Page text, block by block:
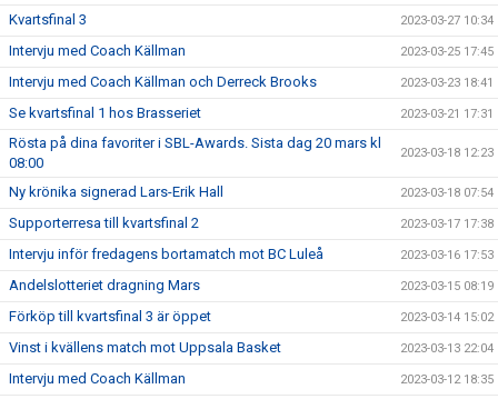
Kvartsfinal 3 2023-03-27 10:34
Intervju med Coach Källman 2023-03-25 17:45
Intervju med Coach Källman och Derreck Brooks 2023-03-23 18:41
Se kvartsfinal 1 hos Brasseriet 2023-03-21 17:31
Rösta på dina favoriter i SBL-Awards. Sista dag 20 mars kl
08:00
2023-03-18 12:23
Ny krönika signerad Lars-Erik Hall 2023-03-18 07:54
Supporterresa till kvartsfinal 2 2023-03-17 17:38
Intervju inför fredagens bortamatch mot BC Luleå 2023-03-16 17:53
Andelslotteriet dragning Mars 2023-03-15 08:19
Förköp till kvartsfinal 3 är öppet 2023-03-14 15:02
Vinst i kvällens match mot Uppsala Basket 2023-03-13 22:04
Intervju med Coach Källman 2023-03-12 18:35